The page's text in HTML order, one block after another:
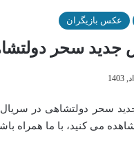
عکس بازیگران
سحر
سحر دولتشاهی در سریال
می کنید، با ما همراه